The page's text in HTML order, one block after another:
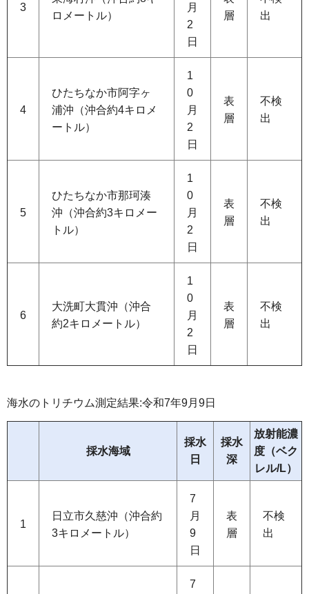
3
ロメートル）
月
2
日
層
出
4
ひたちなか市阿字ヶ
浦沖（沖合約4キロメ
ートル）
1
0
月
2
日
表
層
不検
出
5
ひたちなか市那珂湊
沖（沖合約3キロメー
トル）
1
0
月
2
日
表
層
不検
出
6
大洗町大貫沖（沖合
約2キロメートル）
1
0
月
2
日
表
層
不検
出
海水のトリチウム測定結果:令和7年9月9日
採水海域
採水
日
採水
深
放射能濃
度（ベク
レル/L）
1
日立市久慈沖（沖合約
3キロメートル）
7
月
9
日
表
層
不検
出
7